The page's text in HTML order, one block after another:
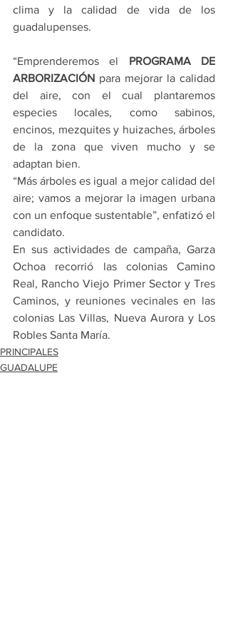
clima y la calidad de vida de los
guadalupenses.
“Emprenderemos el PROGRAMA DE
ARBORIZACIÓN para mejorar la calidad
del aire, con el cual plantaremos
especies locales, como sabinos,
encinos, mezquites y huizaches, árboles
de la zona que viven mucho y se
adaptan bien.
“Más árboles es igual a mejor calidad del
aire; vamos a mejorar la imagen urbana
con un enfoque sustentable”, enfatizó el
candidato.
En sus actividades de campaña, Garza
Ochoa recorrió las colonias Camino
Real, Rancho Viejo Primer Sector y Tres
Caminos, y reuniones vecinales en las
colonias Las Villas, Nueva Aurora y Los
Robles Santa María.
PRINCIPALES
GUADALUPE